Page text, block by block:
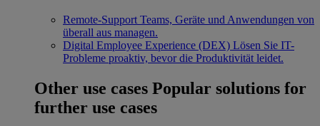
Remote-Support Teams, Geräte und Anwendungen von
überall aus managen.
Digital Employee Experience (DEX) Lösen Sie IT-
Probleme proaktiv, bevor die Produktivität leidet.
Other use cases Popular solutions for
further use cases